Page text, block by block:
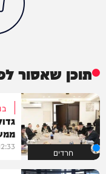
תוכן שאסור
חרדים